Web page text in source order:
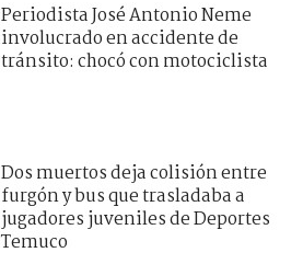
Periodista José Antonio Neme
involucrado en accidente de
tránsito: chocó con motociclista
Dos muertos deja colisión entre
furgón y bus que trasladaba a
jugadores juveniles de Deportes
Temuco